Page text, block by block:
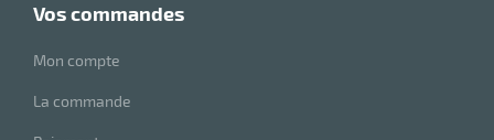
vos commandes
Mon compte
La commande